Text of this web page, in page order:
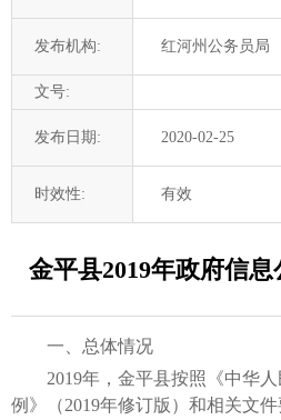
发布机构: 红河州公务员局
文号:
发布日期: 2020-02-25
时效性: 有效
金平县2019年政府信
一、总体情况
2019年，金平县按照《中华人
例》（2019年修订版）和相关文